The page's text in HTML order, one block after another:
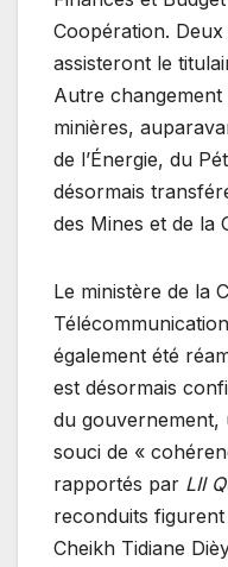
Coopération.
assisteront le
Autre
minières,
de l’Énergie, du
désormais
des Mines et de la
Le ministère de la
également été
est désormais
du gouvernement,
souci de «
rapportés par LII
reconduits
Cheikh Tidiane